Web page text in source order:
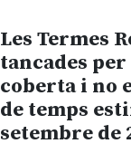
Les Termes
tancades
coberta i no
de temps
setembre de